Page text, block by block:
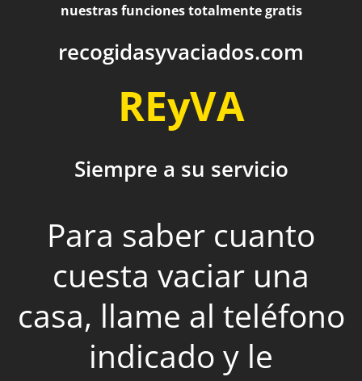
nuestras funciones totalmente gratis
recogidasyvaciados.com
REyVA
Siempre a su servicio
Para saber cuanto
cuesta vaciar una
casa, llame al teléfono
indicado y le